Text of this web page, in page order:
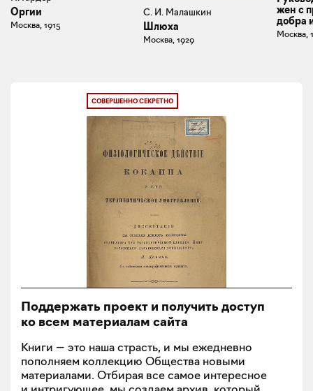
Оргии
Москва, 1915
С. И. Малашкин
Шлюха
Москва, 1929
жен с
добра
Москва,
СОВЕРШЕННО СЕКРЕТНО
Поддержать проект и получить доступ
ко всем материалам сайта
Книги — это наша страсть, и мы ежедневно
пополняем коллекцию Общества новыми
материалами. Отбирая все самое интересное